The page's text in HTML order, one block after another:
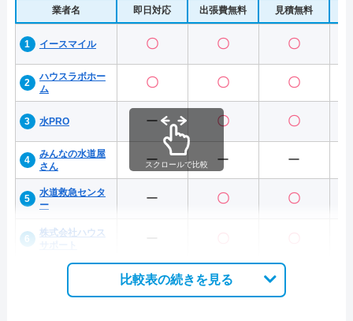
業者名 即日対応 出張費無料 見積無料
イースマイル 〇 〇 〇
ハウスラボホー
ム
〇 〇 〇
水PRO ー 〇 〇
みんなの水道屋
さん
ー ー ー
水道救急センタ
ー
ー 〇 〇
株式会社ハウス
スクロールで比較
比較表の続きを見る